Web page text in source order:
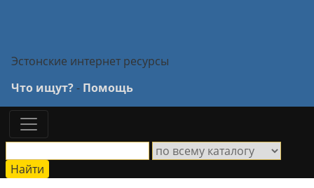
Эстонские интернет ресурсы
Что ищут?- Помощь